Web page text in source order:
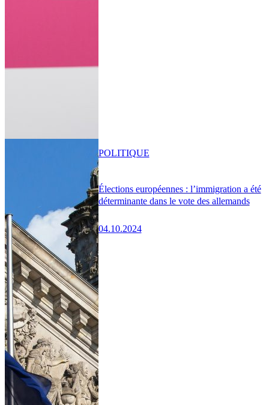
Élections européennes : l’immigration a été
déterminante dans le vote des allemands
04.10.2024
POLITIQUE